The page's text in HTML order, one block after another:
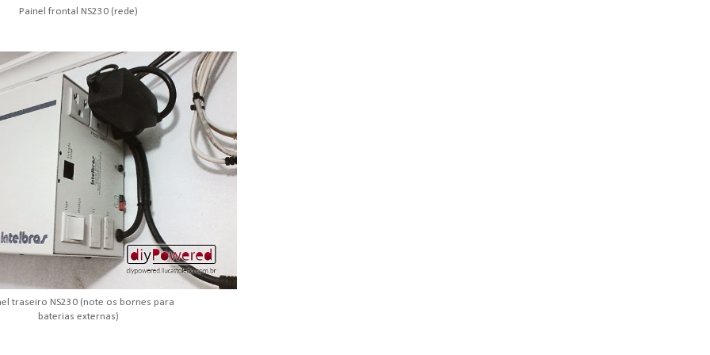
Painel frontal NS230 (rede)
traseiro NS230 (note os bornes para
baterias externas)